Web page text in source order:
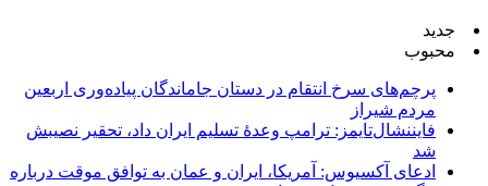
جدید
محبوب
پرچم‌های سرخ انتقام در دستان جاماندگان پیاده‌وری اربعین
مردم شیراز
فایننشال‌تایمز: ترامپ وعدۀ تسلیم ایران داد، تحقیر نصیبش
شد
ادعای آکسیوس: آمریکا، ایران و عمان به توافق موقت درباره